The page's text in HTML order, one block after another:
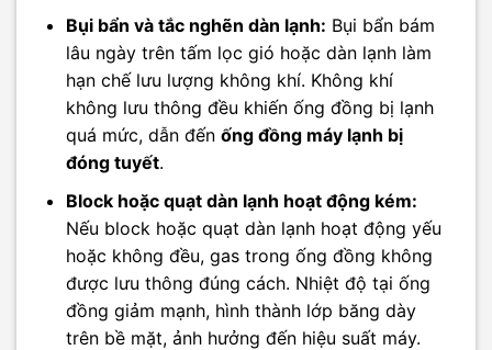
Bụi bẩn và tắc nghẽn dàn lạnh: Bụi bẩn bám
lâu ngày trên tấm lọc gió hoặc dàn lạnh làm
hạn chế lưu lượng không khí. Không khí
không lưu thông đều khiến ống đồng bị lạnh
quá mức, dẫn đến ống đồng máy lạnh bị
đóng tuyết.
Block hoặc quạt dàn lạnh hoạt động kém:
Nếu block hoặc quạt dàn lạnh hoạt động yếu
hoặc không đều, gas trong ống đồng không
được lưu thông đúng cách. Nhiệt độ tại ống
đồng giảm mạnh, hình thành lớp băng dày
trên bề mặt, ảnh hưởng đến hiệu suất máy.